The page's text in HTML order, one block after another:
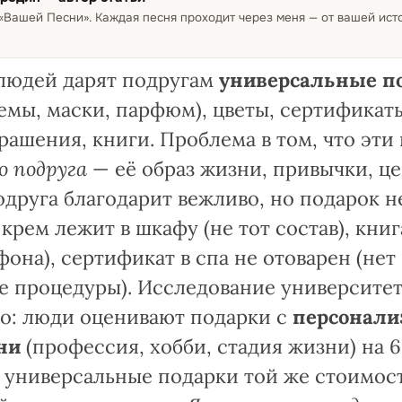
Песни». Каждая песня проходит через меня — от вашей
дарят подругам универсальные
маски, парфюм), цветы,
книги. Проблема в том, что эти
подруга — её образ жизни, привычки,
благодарит вежливо, но подарок
лежит в шкафу (не тот состав),
сертификат в спа не отоварен
процедуры). Исследование
люди оценивают подарки с
(профессия, хобби, стадия жизни) на
подарки той же